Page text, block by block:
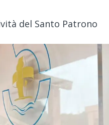
del Santo Patrono